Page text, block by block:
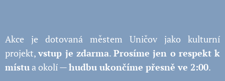
Akce je dotovaná městem Uničov jako kulturní
projekt,vstup je zdarma. Prosíme jen o respekt k
místua okolí —hudbu ukončíme přesně ve 2:00.